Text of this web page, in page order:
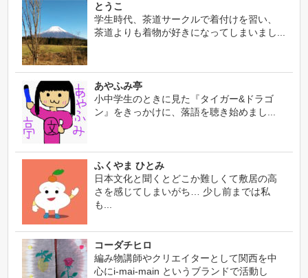
とうこ
学生時代、茶道サークルで着付けを習い、
茶道よりも着物が好きになってしまいまし...
あやふみ亭
小中学生のときに見た『タイガー&ドラゴ
ン』をきっかけに、落語を聴き始めまし...
ふくやま ひとみ
日本文化と聞くとどこか難しくて敷居の高
さを感じてしまいがち… 少し前までは私
も...
コーダチヒロ
編み物講師やクリエイターとして関西を中
心にi-mai-main というブランドで活動し